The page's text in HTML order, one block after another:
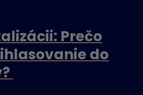
Prečo
do